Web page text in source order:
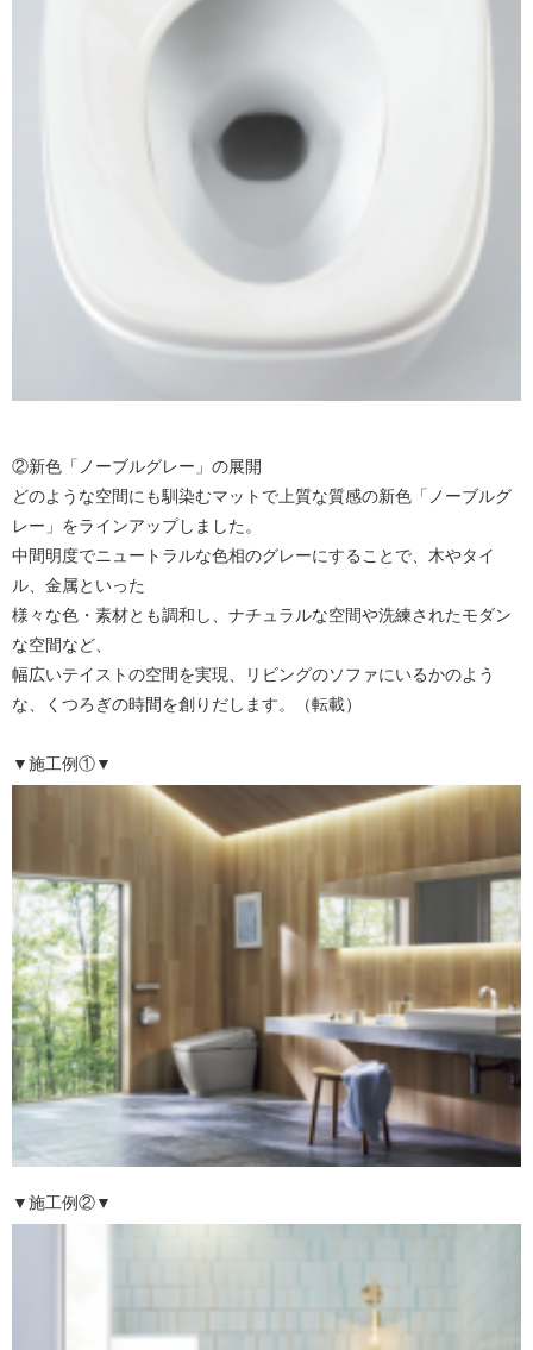
②新色「ノーブルグレー」の展開
どのような空間にも馴染むマットで上質な質感の新色「ノーブルグ
レー」をラインアップしました。
中間明度でニュートラルな色相のグレーにすることで、木やタイ
ル、金属といった
様々な色・素材とも調和し、ナチュラルな空間や洗練されたモダン
な空間など、
幅広いテイストの空間を実現、リビングのソファにいるかのよう
な、くつろぎの時間を創りだします。（転載）
▼施工例①▼
▼施工例②▼